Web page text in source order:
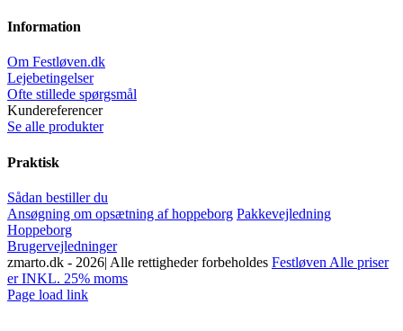
Information
Om Festløven.dk
Lejebetingelser
Ofte stillede spørgsmål
Kundereferencer
Se alle produkter
Praktisk
Sådan bestiller du
Ansøgning om opsætning af hoppeborg Pakkevejledning
Hoppeborg
Brugervejledninger
zmarto.dk - 2026| Alle rettigheder forbeholdes Festløven Alle priser
er INKL. 25% moms
Facebook
Instagram
YouTube
Page load link